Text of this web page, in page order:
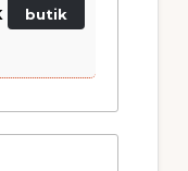
butik